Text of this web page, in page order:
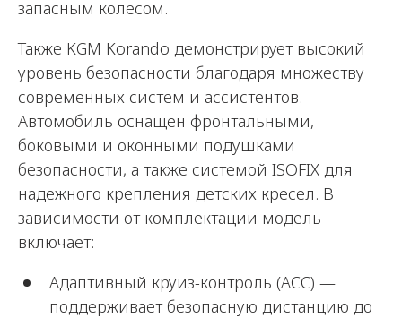
запасным колесом.
Также KGM Korando демонстрирует высокий
уровень безопасности благодаря множеству
современных систем и ассистентов.
Автомобиль оснащен фронтальными,
боковыми и оконными подушками
безопасности, а также системой ISOFIX для
надежного крепления детских кресел. В
зависимости от комплектации модель
включает:
Адаптивный круиз-контроль (ACC) —
поддерживает безопасную дистанцию до